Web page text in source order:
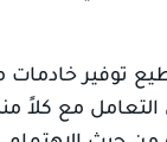
توفير
التعامل مع كلاً